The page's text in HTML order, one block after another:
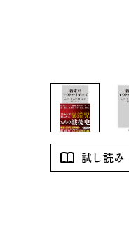
試し読み